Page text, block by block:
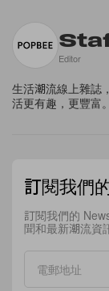
Editor
生活潮流線上雜誌
活更有趣，更豐富。
訂閱我們
訂閱我們的
聞和最新潮流資